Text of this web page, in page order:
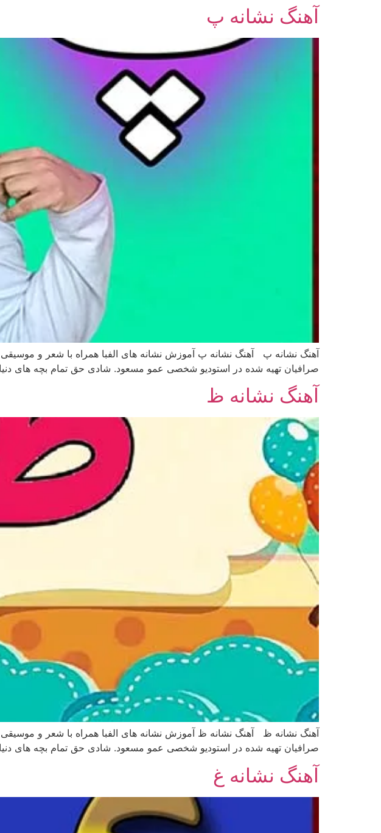
آهنگ نشانه پ
آهنگ نشانه پ آهنگ نشانه پ آموزش نشانه های الفبا همراه با شعر و
صرافیان تهیه شده در استودیو شخصی عمو مسعود. شادی حق تمام بچه های
آهنگ نشانه ظ
آهنگ نشانه ظ آهنگ نشانه ظ آموزش نشانه های الفبا همراه با شعر و
صرافیان تهیه شده در استودیو شخصی عمو مسعود. شادی حق تمام بچه های
آهنگ نشانه غ